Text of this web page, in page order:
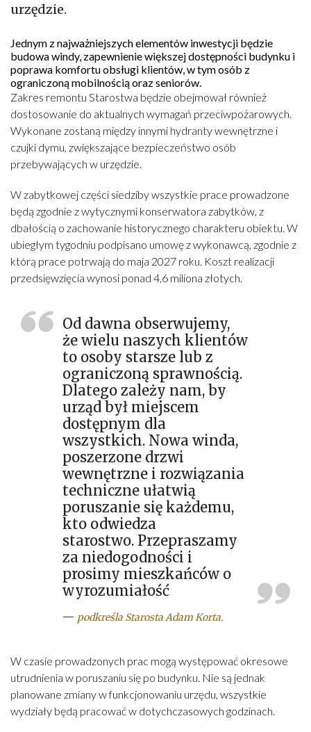
urzędzie.
Jednym z najważniejszych elementów inwestycji będzie
budowa windy, zapewnienie większej dostępności budynku i
poprawa komfortu obsługi klientów, w tym osób z
ograniczoną mobilnością oraz seniorów.
Zakres remontu Starostwa będzie obejmował również
dostosowanie do aktualnych wymagań przeciwpożarowych.
Wykonane zostaną między innymi hydranty wewnętrzne i
czujki dymu, zwiększające bezpieczeństwo osób
przebywających w urzędzie.
W zabytkowej części siedziby wszystkie prace prowadzone
będą zgodnie z wytycznymi konserwatora zabytków, z
dbałością o zachowanie historycznego charakteru obiektu. W
ubiegłym tygodniu podpisano umowę z wykonawcą, zgodnie z
którą prace potrwają do maja 2027 roku. Koszt realizacji
przedsięwzięcia wynosi ponad 4,6 miliona złotych.
Od dawna obserwujemy,
że wielu naszych klientów
to osoby starsze lub z
ograniczoną sprawnością.
Dlatego zależy nam, by
urząd był miejscem
dostępnym dla
wszystkich. Nowa winda,
poszerzone drzwi
wewnętrzne i rozwiązania
techniczne ułatwią
poruszanie się każdemu,
kto odwiedza
starostwo. Przepraszamy
za niedogodności i
prosimy mieszkańców o
wyrozumiałość
— podkreśla Starosta Adam Korta.
W czasie prowadzonych prac mogą występować okresowe
utrudnienia w poruszaniu się po budynku. Nie są jednak
planowane zmiany w funkcjonowaniu urzędu, wszystkie
wydziały będą pracować w dotychczasowych godzinach.